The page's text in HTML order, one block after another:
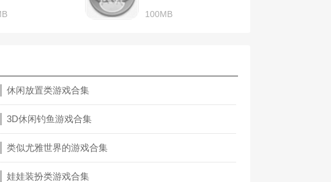
100MB
休闲放置类游戏合集
3D休闲钓鱼游戏合集
类似尤雅世界的游戏合集
娃娃装扮类游戏合集